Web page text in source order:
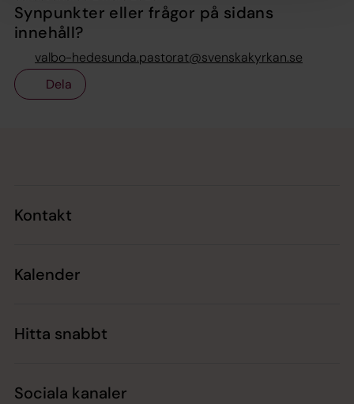
Synpunkter eller frågor på sidans
innehåll?
valbo-hedesunda.pastorat@svenskakyrkan.se
Dela
Kontakt
Kalender
Hitta snabbt
Sociala kanaler